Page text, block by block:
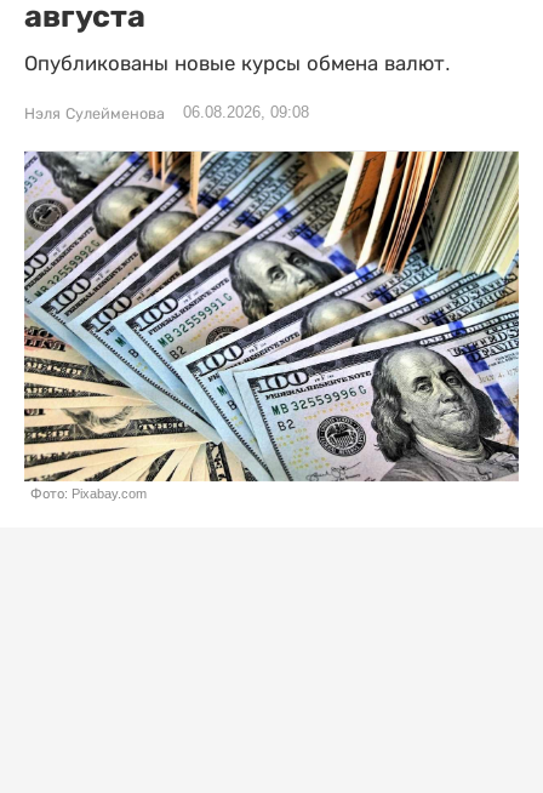
августа
Опубликованы новые курсы обмена валют.
Нэля Сулейменова 06.08.2026, 09:08
Фото: Pixabay.com